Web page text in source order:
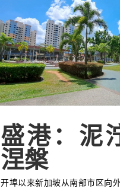
盛港：泥
涅槃
开埠以来新加坡从南部市区向